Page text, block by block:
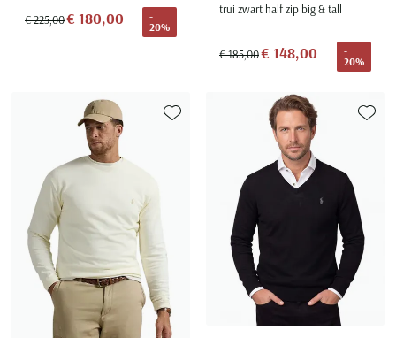
€ 225,00€ 180,00
-
20%
trui zwart half zip big & tall
€ 185,00€ 148,00
-
20%
Toevoegen aan favorieten